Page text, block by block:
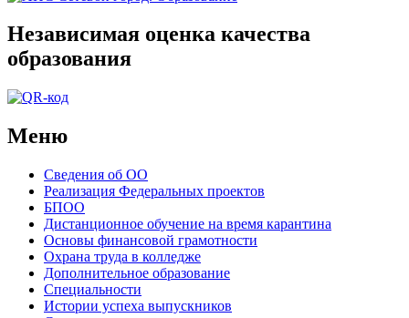
Независимая оценка качества
образования
Меню
Сведения об ОО
Реализация Федеральных проектов
БПОО
Дистанционное обучение на время карантина
Основы финансовой грамотности
Охрана труда в колледже
Дополнительное образование
Специальности
Истории успеха выпускников